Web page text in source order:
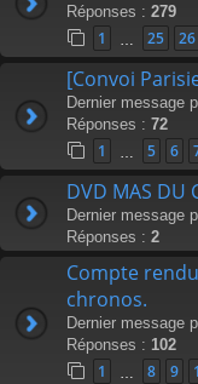
Réponses : 279
1 25 26
[Convoi
Dernier message
Réponses : 72
1 5 6
DVD MAS DU
Dernier message
Réponses : 2
Compte
chronos.
Dernier message
Réponses : 102
1 8 9